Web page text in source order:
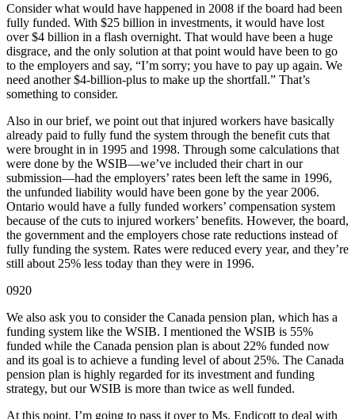
Consider what would have happened in 2008 if the board had been
fully funded. With $25 billion in investments, it would have lost
over $4 billion in a flash overnight. That would have been a huge
disgrace, and the only solution at that point would have been to go
to the employers and say, “I’m sorry; you have to pay up again. We
need another $4-billion-plus to make up the shortfall.” That’s
something to consider.
Also in our brief, we point out that injured workers have basically
already paid to fully fund the system through the benefit cuts that
were brought in in 1995 and 1998. Through some calculations that
were done by the WSIB—we’ve included their chart in our
submission—had the employers’ rates been left the same in 1996,
the unfunded liability would have been gone by the year 2006.
Ontario would have a fully funded workers’ compensation system
because of the cuts to injured workers’ benefits. However, the board,
the government and the employers chose rate reductions instead of
fully funding the system. Rates were reduced every year, and they’re
still about 25% less today than they were in 1996.
0920
We also ask you to consider the Canada pension plan, which has a
funding system like the WSIB. I mentioned the WSIB is 55%
funded while the Canada pension plan is about 22% funded now
and its goal is to achieve a funding level of about 25%. The Canada
pension plan is highly regarded for its investment and funding
strategy, but our WSIB is more than twice as well funded.
At this point, I’m going to pass it over to Ms. Endicott to deal with